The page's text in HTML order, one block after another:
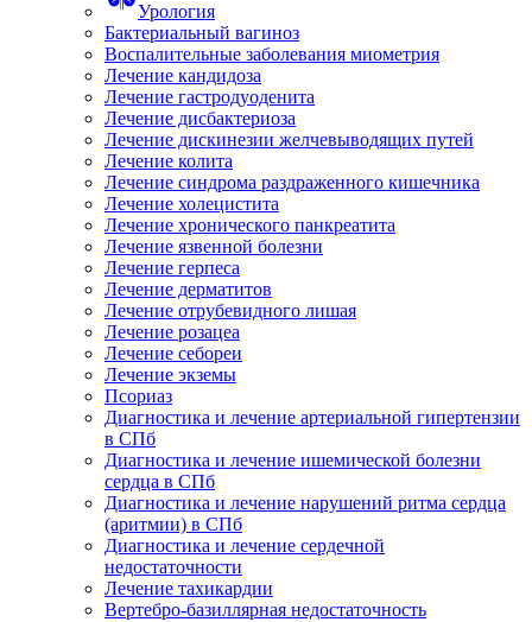
Урология
Бактериальный вагиноз
Воспалительные заболевания миометрия
Лечение кандидоза
Лечение гастродуоденита
Лечение дисбактериоза
Лечение дискинезии желчевыводящих путей
Лечение колита
Лечение синдрома раздраженного кишечника
Лечение холецистита
Лечение хронического панкреатита
Лечение язвенной болезни
Лечение герпеса
Лечение дерматитов
Лечение отрубевидного лишая
Лечение розацеа
Лечение себореи
Лечение экземы
Псориаз
Диагностика и лечение артериальной гипертензии
в СПб
Диагностика и лечение ишемической болезни
сердца в СПб
Диагностика и лечение нарушений ритма сердца
(аритмии) в СПб
Диагностика и лечение сердечной
недостаточности
Лечение тахикардии
Вертебро-базиллярная недостаточность